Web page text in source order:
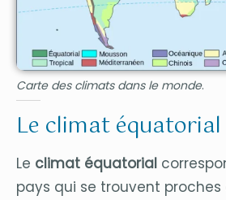
Carte des climats dans le monde.
Le climat équatorial
Le climat équatorial
pays qui se trouvent